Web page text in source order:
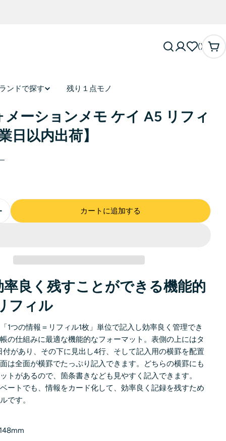
カ
ンドで探す
残り１点モノ
メーションメモ ケイ A5 リフィ
日以内出荷】
カートに追加する
率良く残すことができる機能的
フィル
1つの情報＝リフィル1枚」単位で記入し効率良く管理でき
の仕組みに最適な機能的なフォーマット。表側の上にはタ
があり、その下に見出し4行、そして記入用の横罫を配置
は全面が横罫でたっぷり記入できます。どちらの横罫にも
トがあるので、箇条書きなども見やすく記入できます。
ートでも、情報をカード化して、効率良く記録を残すため
です。